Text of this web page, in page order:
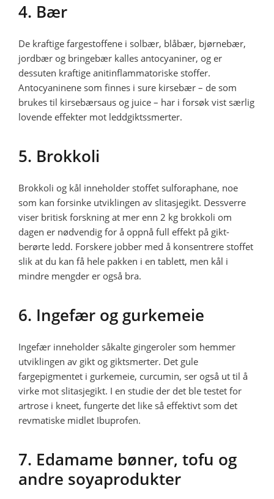
4. Bær
De kraftige fargestoffene i solbær, blåbær, bjørnebær,
jordbær og bringebær kalles antocyaniner, og er
dessuten kraftige anitinflammatoriske stoffer.
Antocyaninene som finnes i sure kirsebær – de som
brukes til kirsebærsaus og juice – har i forsøk vist særlig
lovende effekter mot leddgiktssmerter.
5. Brokkoli
Brokkoli og kål inneholder stoffet sulforaphane, noe
som kan forsinke utviklingen av slitasjegikt. Dessverre
viser britisk forskning at mer enn 2 kg brokkoli om
dagen er nødvendig for å oppnå full effekt på gikt-
berørte ledd. Forskere jobber med å konsentrere stoffet
slik at du kan få hele pakken i en tablett, men kål i
mindre mengder er også bra.
6. Ingefær og gurkemeie
Ingefær inneholder såkalte gingeroler som hemmer
utviklingen av gikt og giktsmerter. Det gule
fargepigmentet i gurkemeie, curcumin, ser også ut til å
virke mot slitasjegikt. I en studie der det ble testet for
artrose i kneet, fungerte det like så effektivt som det
revmatiske midlet Ibuprofen.
7. Edamame bønner, tofu og
andre soyaprodukter